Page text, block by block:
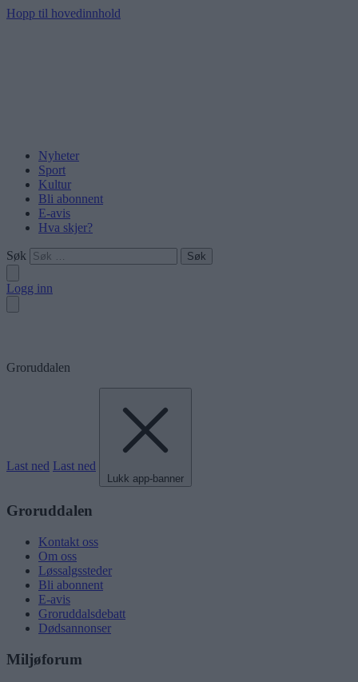
Hopp til hovedinnhold
Nyheter
Sport
Kultur
Bli abonnent
E-avis
Hva skjer?
Søk
Logg inn
Groruddalen
Last ned Last ned
Lukk app-banner
Groruddalen
Kontakt oss
Om oss
Løssalgssteder
Bli abonnent
E-avis
Groruddalsdebatt
Dødsannonser
Miljøforum